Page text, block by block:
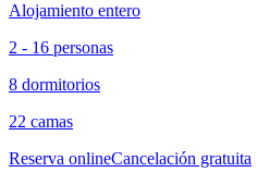
Alojamiento entero
2 - 16 personas
8 dormitorios
22 camas
Reserva onlineCancelación gratuita